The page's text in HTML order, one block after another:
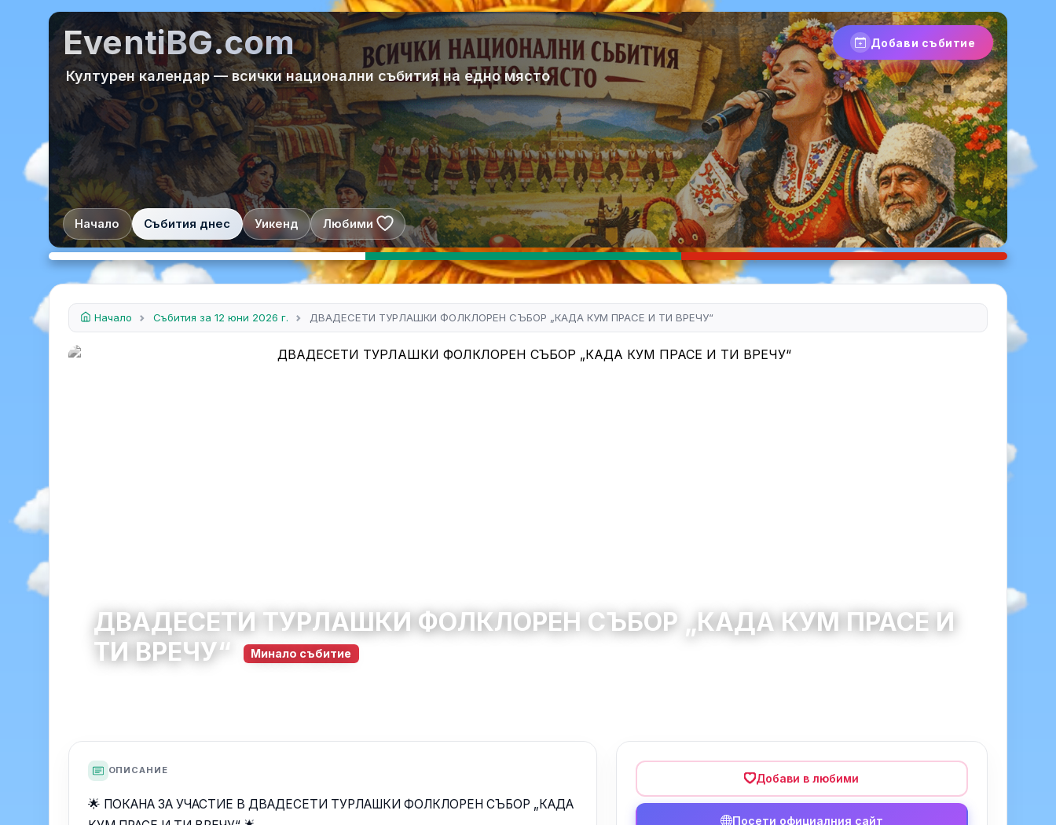
EventiBG.com Добави събитие
Културен календар — всички национални събития на едно място
Начало Събития днес Уикенд Любими
Начало Събития за 12 юни 2026 г. ДВАДЕСЕТИ ТУРЛАШКИ ФОЛКЛОРЕН СЪБОР „КАДА КУМ ПРАСЕ И ТИ ВРЕЧУ“
ДВАДЕСЕТИ ТУРЛАШКИ ФОЛКЛОРЕН СЪБОР „КАДА КУМ ПРАСЕ И
ТИ ВРЕЧУ“
Минало събитие
ОПИСАНИЕ
🌟 ПОКАНА ЗА УЧАСТИЕ В ДВАДЕСЕТИ ТУРЛАШКИ ФОЛКЛОРЕН СЪБОР „КАДА
Добави в любими
Посети официалния сайт